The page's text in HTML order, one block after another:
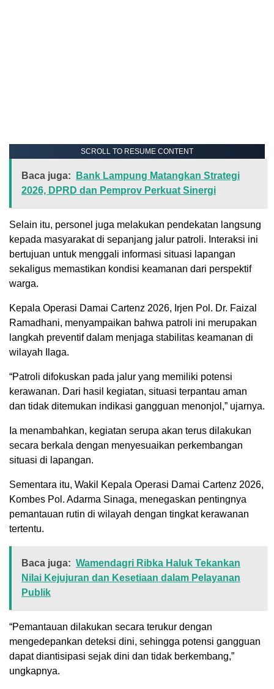
SCROLL TO RESUME CONTENT
Baca juga:
Bank Lampung Matangkan Strategi
2026, DPRD dan Pemprov Perkuat Sinergi
Selain itu, personel juga melakukan pendekatan langsung
kepada masyarakat di sepanjang jalur patroli. Interaksi ini
bertujuan untuk menggali informasi situasi lapangan
sekaligus memastikan kondisi keamanan dari perspektif
warga.
Kepala Operasi Damai Cartenz 2026, Irjen Pol. Dr. Faizal
Ramadhani, menyampaikan bahwa patroli ini merupakan
langkah preventif dalam menjaga stabilitas keamanan di
wilayah Ilaga.
“Patroli difokuskan pada jalur yang memiliki potensi
kerawanan. Dari hasil kegiatan, situasi terpantau aman
dan tidak ditemukan indikasi gangguan menonjol,” ujarnya.
Ia menambahkan, kegiatan serupa akan terus dilakukan
secara berkala dengan menyesuaikan perkembangan
situasi di lapangan.
Sementara itu, Wakil Kepala Operasi Damai Cartenz 2026,
Kombes Pol. Adarma Sinaga, menegaskan pentingnya
pemantauan rutin di wilayah dengan tingkat kerawanan
tertentu.
Baca juga: Wamendagri Ribka Haluk Tekankan
Nilai Kejujuran dan Kesetiaan dalam Pelayanan
Publik
“Pemantauan dilakukan secara terukur dengan
mengedepankan deteksi dini, sehingga potensi gangguan
dapat diantisipasi sejak dini dan tidak berkembang,”
ungkapnya.